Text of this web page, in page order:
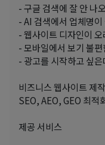
- 구글 검색에 잘 안 나
- AI 검색에서 업체명
- 웹사이트 디자인이
- 모바일에서 보기 불
- 광고를 시작하고 싶
비즈니스 웹사이트 제
SEO, AEO, GEO 최적
제공 서비스